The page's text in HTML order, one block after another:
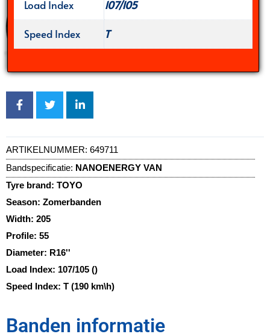
Load Index
107/105
Speed Index
T
ARTIKELNUMMER: 649711
Bandspecificatie: NANOENERGY VAN
Tyre brand: TOYO
Season: Zomerbanden
Width: 205
Profile: 55
Diameter: R16''
Load Index: 107/105 ()
Speed Index: T (190 km\h)
Banden informatie